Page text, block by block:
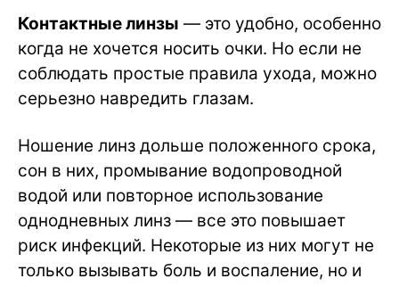
Контактные линзы — это удобно, особенно
когда не хочется носить очки. Но если не
соблюдать простые правила ухода, можно
серьезно навредить глазам.
Ношение линз дольше положенного срока,
сон в них, промывание водопроводной
водой или повторное использование
однодневных линз — все это повышает
риск инфекций. Некоторые из них могут не
только вызывать боль и воспаление, но и